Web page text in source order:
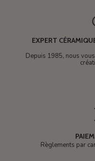
EXPERT
Depuis 1985, nous
Règlements par